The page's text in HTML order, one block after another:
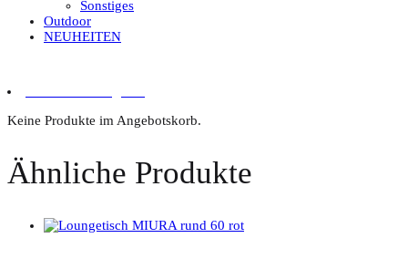
Sonstiges
Outdoor
NEUHEITEN
Keine Produkte im Angebotskorb.
Ähnliche Produkte